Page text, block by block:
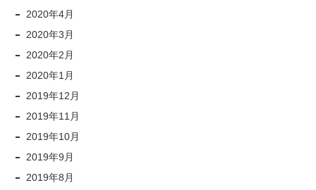
2020年4月
2020年3月
2020年2月
2020年1月
2019年12月
2019年11月
2019年10月
2019年9月
2019年8月